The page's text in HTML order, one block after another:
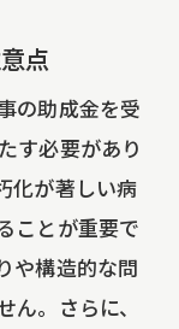
利用手順
金の活用方
の成功事例
の重要性
めるための
点
の助成金を受
す必要があり
化が著しい病
ことが重要で
や構造的な問
。さらに、